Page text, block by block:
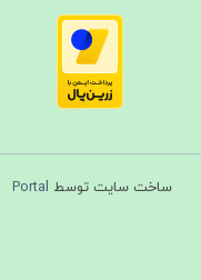
ساخت سایت توسط Portal